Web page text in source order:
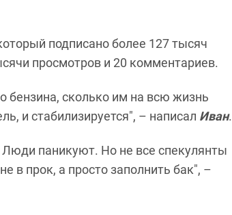
подписано более 127 тысяч
просмотров и 20 комментариев.
бензина, сколько им на всю жизнь
и стабилизируется", – написал Иван.
паникуют. Но не все спекулянты
в прок, а просто заполнить бак", –